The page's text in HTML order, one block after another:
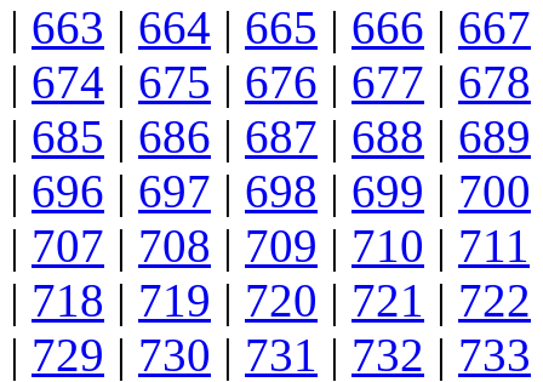
| 663 | 664 | 665 | 666 | 667
| 674 | 675 | 676 | 677 | 678
| 685 | 686 | 687 | 688 | 689
| 696 | 697 | 698 | 699 | 700
| 707 | 708 | 709 | 710 | 711
| 718 | 719 | 720 | 721 | 722
| 729 | 730 | 731 | 732 | 733